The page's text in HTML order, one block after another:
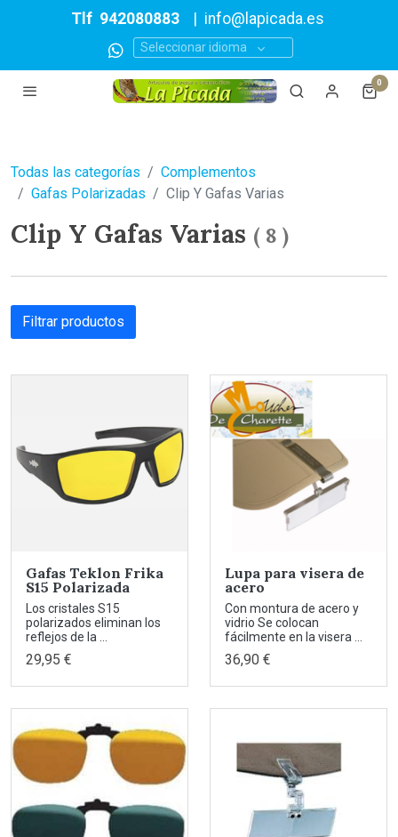
Tlf 942080883 info@lapicada.es
Seleccionar idioma
0
Todas las categorías
Complementos
Gafas Polarizadas
Clip Y Gafas Varias
Clip Y Gafas Varias ( 8 )
Filtrar productos
Gafas Teklon Frika
S15 Polarizada
Los cristales S15
polarizados eliminan los
reflejos de la ...
29,95 €
Lupa para visera de
acero
Con montura de acero y
vidrio Se colocan
fácilmente en la visera ...
36,90 €